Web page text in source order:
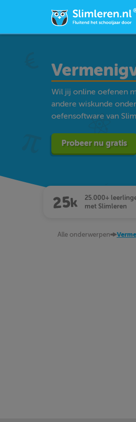
Wil jij online oefenen
andere wiskunde
oefensoftware van
Probeer nu gratis
25.000+
met Slimleren
Alle onderwerpen